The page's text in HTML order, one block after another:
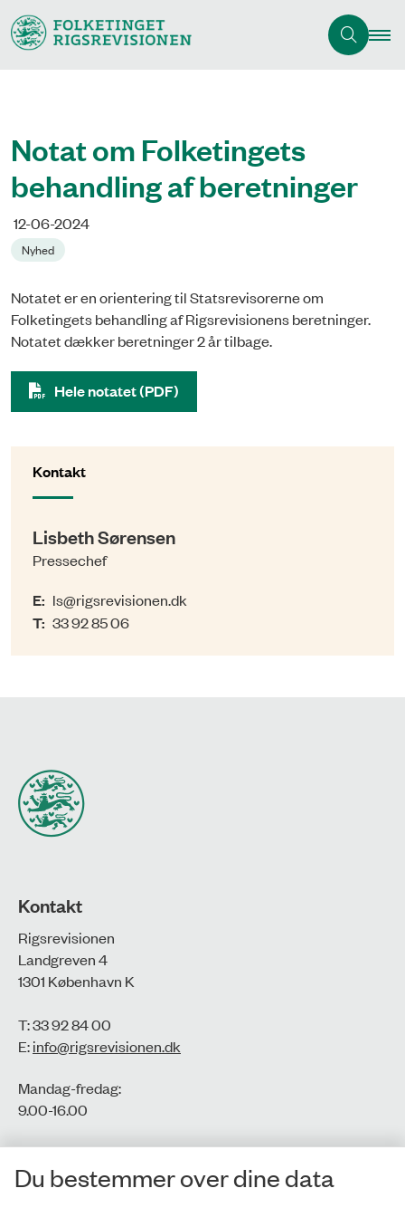
Notat om Folketingets
behandling af beretninger
12-06-2024
Nyhed
Notatet er en orientering til Statsrevisorerne om
Folketingets behandling af Rigsrevisionens beretninger.
Notatet dækker beretninger 2 år tilbage.
Hele notatet (PDF)
Kontakt
Lisbeth Sørensen
Pressechef
E: ls@rigsrevisionen.dk
T: 33 92 85 06
Kontakt
Rigsrevisionen
Landgreven 4
1301 København K
T: 33 92 84 00
E:info@rigsrevisionen.dk
Mandag-fredag:
9.00-16.00​
CVR-nr.: 77806113
EAN-nr.: 5798000016002
Du bestemmer over dine data